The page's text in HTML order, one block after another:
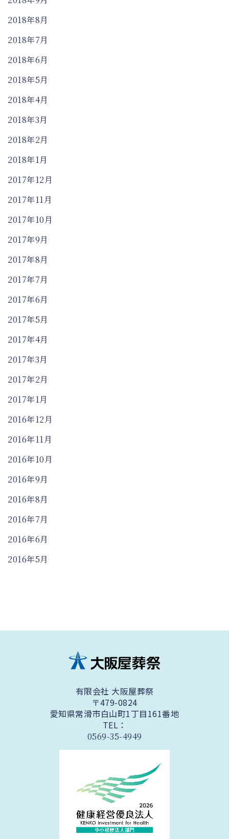
2018年8月
2018年7月
2018年6月
2018年5月
2018年4月
2018年3月
2018年2月
2018年1月
2017年12月
2017年11月
2017年10月
2017年9月
2017年8月
2017年7月
2017年6月
2017年5月
2017年4月
2017年3月
2017年2月
2017年1月
2016年12月
2016年11月
2016年10月
2016年9月
2016年8月
2016年7月
2016年6月
2016年5月
有限会社 大阪屋葬祭
〒479-0824
愛知県常滑市白山町1丁目161番地
TEL：
0569-35-4949